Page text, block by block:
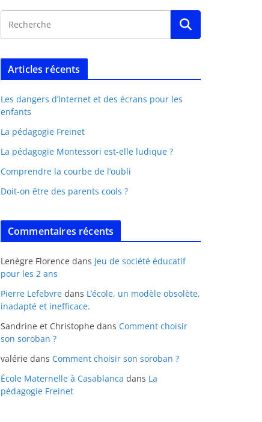
Articles récents
Les dangers d’Internet et des écrans pour les
enfants
La pédagogie Freinet
La pédagogie Montessori est-elle ludique ?
Comprendre la courbe de l’oubli
Doit-on être des parents cools ?
Commentaires récents
Lenègre Florence dans Jeu de société éducatif
pour les 2 ans
Pierre Lefebvre dans L’école, un modèle obsolète,
inadapté et inefficace.
Sandrine et Christophe dans Comment choisir
son soroban ?
valérie dans Comment choisir son soroban ?
École Maternelle à Casablanca dans La
pédagogie Freinet